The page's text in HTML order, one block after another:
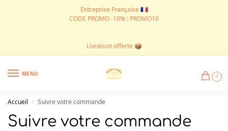
Entreprise Française 🇫🇷
CODE PROMO -10% : PROMO10
Livraison offerte 📦
MENU 0
Accueil / Suivre votre commande
Suivre votre commande